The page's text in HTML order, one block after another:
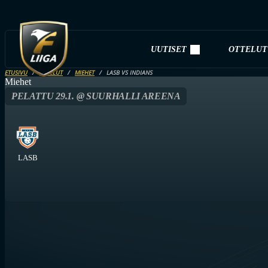
UUTISET OTTELUT
ETUSIVU OTTELUT MIEHET LASB VS INDIANS
Miehet
PELATTU 29.1. @ SUURHALLI AREENA
LASB